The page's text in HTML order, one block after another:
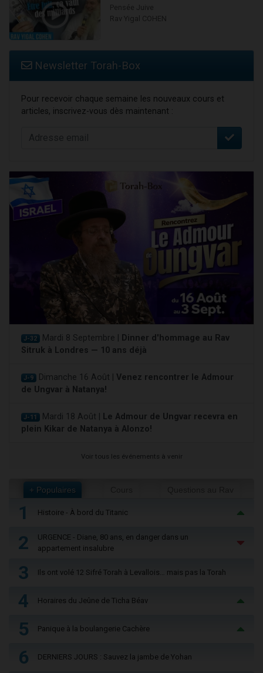
Newsletter Torah-Box
Pour recevoir chaque semaine les nouveaux cours et
articles, inscrivez-vous dès maintenant :
J-32 Mardi 8 Septembre |
Dinner d'hommage au Rav
Sitruk à Londres — 10 ans déjà
J-9 Dimanche 16 Août | Venez rencontrer le Admour
de Ungvar à Natanya!
J-11 Mardi 18 Août |
Le Admour de Ungvar recevra en
plein Kikar de Natanya à Alonzo!
Voir tous les événements à venir
+ Populaires
1 Histoire - À bord du Titanic
2
URGENCE - Diane, 80 ans, en danger dans un
appartement insalubre
3 Ils ont volé 12 Sifré Torah à Levallois… mais pas la Torah
4 Horaires du Jeûne de Ticha Béav
5 Panique à la boulangerie Cachère
6 DERNIERS JOURS : Sauvez la jambe de Yohan